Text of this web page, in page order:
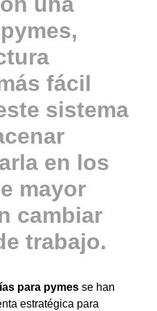
,
fácil
sistema
en los
mayor
cambiar
trabajo.
para pymes se han
estratégica para